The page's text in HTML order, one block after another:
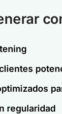
regularidad